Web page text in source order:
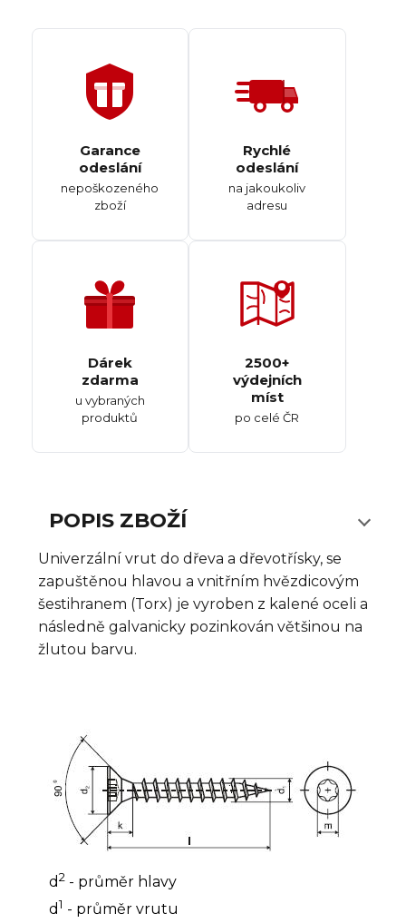
Garance
odeslání
nepoškozeného
zboží
Rychlé
odeslání
na jakoukoliv
adresu
Dárek
zdarma
u vybraných
produktů
2500+
výdejních
míst
po celé ČR
POPIS ZBOŽÍ
Univerzální vrut do dřeva a dřevotřísky, se
zapuštěnou hlavou a vnitřním hvězdicovým
šestihranem (Torx) je vyroben z kalené oceli a
následně galvanicky pozinkován většinou na
žlutou barvu.
d2 - průměr hlavy
d1 - průměr vrutu